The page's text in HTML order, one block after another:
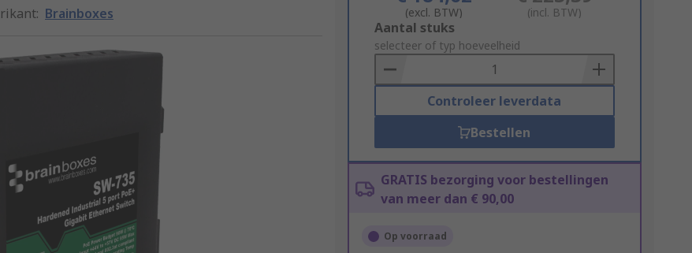
: Brainboxes (excl. BTW) (incl. BTW)
Add
to
Basket
Aantal stuks
selecteer of typ hoeveelheid
Controleer leverdata
Bestellen
GRATIS bezorging voor bestellingen
van meer dan € 90,00
Op voorraad